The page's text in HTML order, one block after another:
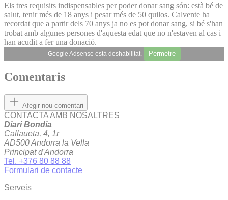
Els tres requisits indispensables per poder donar sang són: està bé de
salut, tenir més de 18 anys i pesar més de 50 quilos. Calvente ha
recordat que a partir dels 70 anys ja no es pot donar sang, si bé s'han
trobat amb algunes persones d'aquesta edat que no n'estaven al cas i
han acudit a fer una donació.
Google Adsense està deshabilitat. Permetre
Comentaris
Afegir nou comentari
CONTACTA AMB NOSALTRES
Diari Bondia
Callaueta, 4, 1r
AD500 Andorra la Vella
Principat d'Andorra
Tel. +376 80 88 88
Formulari de contacte
Serveis